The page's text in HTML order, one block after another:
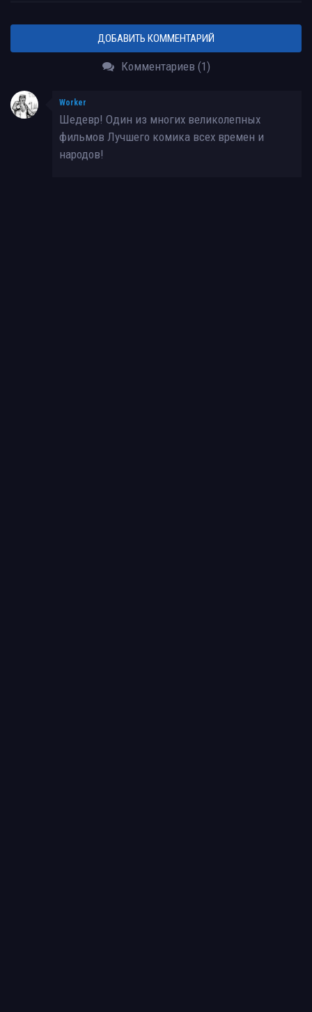
ДОБАВИТЬ КОММЕНТАРИЙ
Комментариев (1)
Worker
Шедевр! Один из многих великолепных
фильмов Лучшего комика всех времен и
народов!